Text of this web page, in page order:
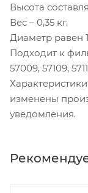
Высота
Вес – 0,35 кг.
Диаметр равен
Подходит к
57009, 57109,
изменены
уведомления.